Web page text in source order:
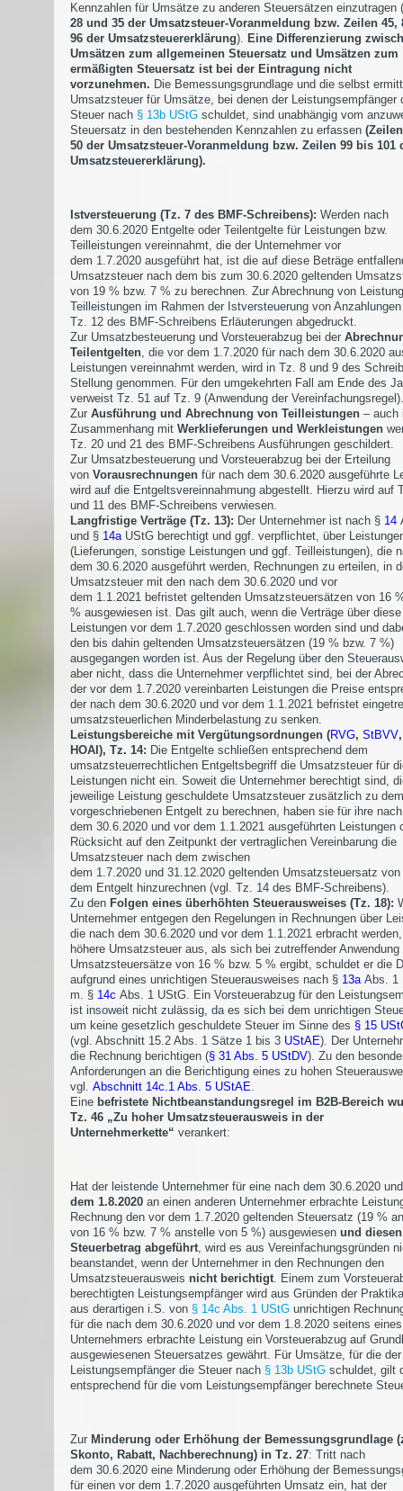
Kennzahlen für Umsätze zu anderen Steuersätzen einzutragen (
28 und 35 der Umsatzsteuer-Voranmeldung bzw. Zeilen 45,
96 der Umsatzsteuererklärung). Eine Differenzierung
Umsätzen zum allgemeinen Steuersatz und Umsätzen zum
ermäßigten Steuersatz ist bei der Eintragung nicht
vorzunehmen. Die Bemessungsgrundlage und die selbst
Umsatzsteuer für Umsätze, bei denen der Leistungsempfänger
Steuer nach § 13b UStG schuldet, sind unabhängig vom
Steuersatz in den bestehenden Kennzahlen zu erfassen
50 der Umsatzsteuer-Voranmeldung bzw. Zeilen 99 bis 101
Umsatzsteuererklärung).
Istversteuerung (Tz. 7 des BMF-Schreibens): Werden nach
dem 30.6.2020 Entgelte oder Teilentgelte für Leistungen bzw.
Teilleistungen vereinnahmt, die der Unternehmer vor
dem 1.7.2020 ausgeführt hat, ist die auf diese Beträge
Umsatzsteuer nach dem bis zum 30.6.2020 geltenden
von 19 % bzw. 7 % zu berechnen. Zur Abrechnung von
Teilleistungen im Rahmen der Istversteuerung von
Tz. 12 des BMF-Schreibens Erläuterungen abgedruckt.
Zur Umsatzbesteuerung und Vorsteuerabzug bei der
Teilentgelten, die vor dem 1.7.2020 für nach dem 30.6.2020
Leistungen vereinnahmt werden, wird in Tz. 8 und 9 des
Stellung genommen. Für den umgekehrten Fall am Ende des
verweist Tz. 51 auf Tz. 9 (Anwendung der Vereinfachungsregel).
Zur Ausführung und Abrechnung von Teilleistungen – auch
Zusammenhang mit Werklieferungen und Werkleistungen
Tz. 20 und 21 des BMF-Schreibens Ausführungen geschildert.
Zur Umsatzbesteuerung und Vorsteuerabzug bei der Erteilung
von Vorausrechnungen für nach dem 30.6.2020 ausgeführte
wird auf die Entgeltsvereinnahmung abgestellt. Hierzu wird auf
und 11 des BMF-Schreibens verwiesen.
Langfristige Verträge (Tz. 13): Der Unternehmer ist nach § 14
und § 14aUStG berechtigt und ggf. verpflichtet, über
(Lieferungen, sonstige Leistungen und ggf. Teilleistungen), die
dem 30.6.2020 ausgeführt werden, Rechnungen zu erteilen, in
Umsatzsteuer mit den nach dem 30.6.2020 und vor
dem 1.1.2021 befristet geltenden Umsatzsteuersätzen von 16
% ausgewiesen ist. Das gilt auch, wenn die Verträge über diese
Leistungen vor dem 1.7.2020 geschlossen worden sind und
den bis dahin geltenden Umsatzsteuersätzen (19 % bzw. 7 %)
ausgegangen worden ist. Aus der Regelung über den
aber nicht, dass die Unternehmer verpflichtet sind, bei der
der vor dem 1.7.2020 vereinbarten Leistungen die Preise
der nach dem 30.6.2020 und vor dem 1.1.2021 befristet
umsatzsteuerlichen Minderbelastung zu senken.
Leistungsbereiche mit Vergütungsordnungen (RVG, StBVV
HOAI), Tz. 14: Die Entgelte schließen entsprechend dem
umsatzsteuerrechtlichen Entgeltsbegriff die Umsatzsteuer für
Leistungen nicht ein. Soweit die Unternehmer berechtigt sind,
jeweilige Leistung geschuldete Umsatzsteuer zusätzlich zu dem
vorgeschriebenen Entgelt zu berechnen, haben sie für ihre nach
dem 30.6.2020 und vor dem 1.1.2021 ausgeführten Leistungen
Rücksicht auf den Zeitpunkt der vertraglichen Vereinbarung die
Umsatzsteuer nach dem zwischen
dem 1.7.2020 und 31.12.2020 geltenden Umsatzsteuersatz
dem Entgelt hinzurechnen (vgl. Tz. 14 des BMF-Schreibens).
Zu den Folgen eines überhöhten Steuerausweises (Tz. 18):
Unternehmer entgegen den Regelungen in Rechnungen über
die nach dem 30.6.2020 und vor dem 1.1.2021 erbracht
höhere Umsatzsteuer aus, als sich bei zutreffender Anwendung
Umsatzsteuersätze von 16 % bzw. 5 % ergibt, schuldet er die
aufgrund eines unrichtigen Steuerausweises nach § 13aAbs. 1
m. § 14c Abs. 1 UStG. Ein Vorsteuerabzug für den
ist insoweit nicht zulässig, da es sich bei dem unrichtigen
um keine gesetzlich geschuldete Steuer im Sinne des § 15
(vgl. Abschnitt 15.2 Abs. 1 Sätze 1 bis 3 UStAE). Der
die Rechnung berichtigen (§ 31 Abs. 5 UStDV). Zu den
Anforderungen an die Berichtigung eines zu hohen
vgl. Abschnitt 14c.1 Abs. 5 UStAE.
Eine befristete Nichtbeanstandungsregel im B2B-Bereich
Tz. 46 „Zu hoher Umsatzsteuerausweis in der
Unternehmerkette“ verankert:
Hat der leistende Unternehmer für eine nach dem 30.6.2020
dem 1.8.2020 an einen anderen Unternehmer erbrachte
Rechnung den vor dem 1.7.2020 geltenden Steuersatz (19 %
von 16 % bzw. 7 % anstelle von 5 %) ausgewiesen und diesen
Steuerbetrag abgeführt, wird es aus Vereinfachungsgründen
beanstandet, wenn der Unternehmer in den Rechnungen den
Umsatzsteuerausweis nicht berichtigt. Einem zum
berechtigten Leistungsempfänger wird aus Gründen der
aus derartigen i.S. von § 14c Abs. 1 UStG unrichtigen
für die nach dem 30.6.2020 und vor dem 1.8.2020 seitens eines
Unternehmers erbrachte Leistung ein Vorsteuerabzug auf
ausgewiesenen Steuersatzes gewährt. Für Umsätze, für die der
Leistungsempfänger die Steuer nach § 13b UStG schuldet, gilt
entsprechend für die vom Leistungsempfänger berechnete
Zur Minderung oder Erhöhung der Bemessungsgrundlage
Skonto, Rabatt, Nachberechnung) in Tz. 27: Tritt nach
dem 30.6.2020 eine Minderung oder Erhöhung der
für einen vor dem 1.7.2020 ausgeführten Umsatz ein, hat der